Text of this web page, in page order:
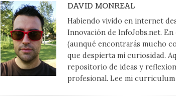
DAVID MONREAL
Habiendo vivido en internet
Innovación de InfoJobs.net.
(aunqué encontrarás mucho
que despierta mi curiosidad.
repositorio de ideas y
profesional. Lee mi curriculum